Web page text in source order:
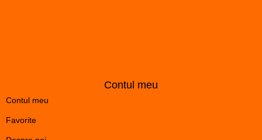
Contul meu
Contul meu
Favorite